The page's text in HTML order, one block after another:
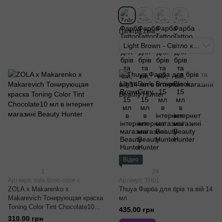
Палітра Zola
1
Артикул: zola-tonic-color-c
ZOLA x Makarenko x
Makarevich Тонирующая краска
Toning Color Tint Chocolate10
мл
310.00 грн
Відео
24
Артикул: TH01
Thuya Фарба для брів та вій 14
мл
435.00 грн